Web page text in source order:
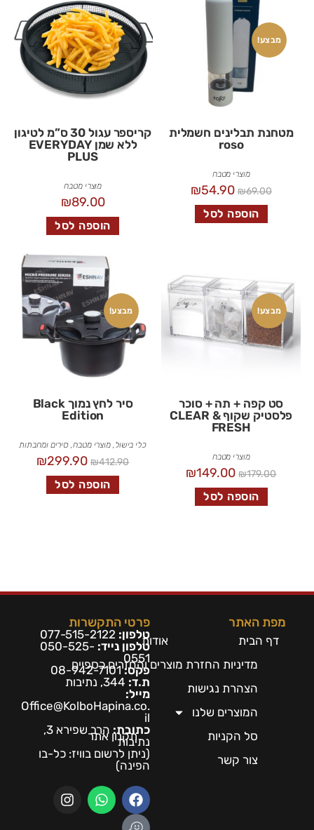
מבצע!
מטחנת תבלינים חשמלית
roso
מוצרי מטבח
₪69.00
₪54.90
הוספה לסל
קריספר עגול 30 ס”מ לטיגון
ללא שמן EVERYDAY
PLUS
מוצרי מטבח
₪89.00
הוספה לסל
מבצע!
סט קפה + תה + סוכר
פלסטיק שקוף CLEAR &
FRESH
מוצרי מטבח
₪179.00
₪149.00
הוספה לסל
מבצע!
סיר לחץ נמוך Black
Edition
כלי בישול מוצרי מטבח סירים ומחבתות
₪412.90
₪299.90
הוספה לסל
מפת האתר
דף הבית
אודות
מדיניות החזרת מוצרים והחזרים כספיים
הצהרת נגישות
המוצרים שלנו
סל הקניות
תקנון אתר
צור קשר
פרטי התקשרות
טלפון: 077-515-2122
טלפון נייד: 050-525-
0551
פקס:08-942-7101
ת.ד:
מייל:
Office@KolboHapina.co.
il
כתובת:
הרב שפירא 3,
נתיבות
(ניתן לרשום בוויז: כל-בו
הפינה)